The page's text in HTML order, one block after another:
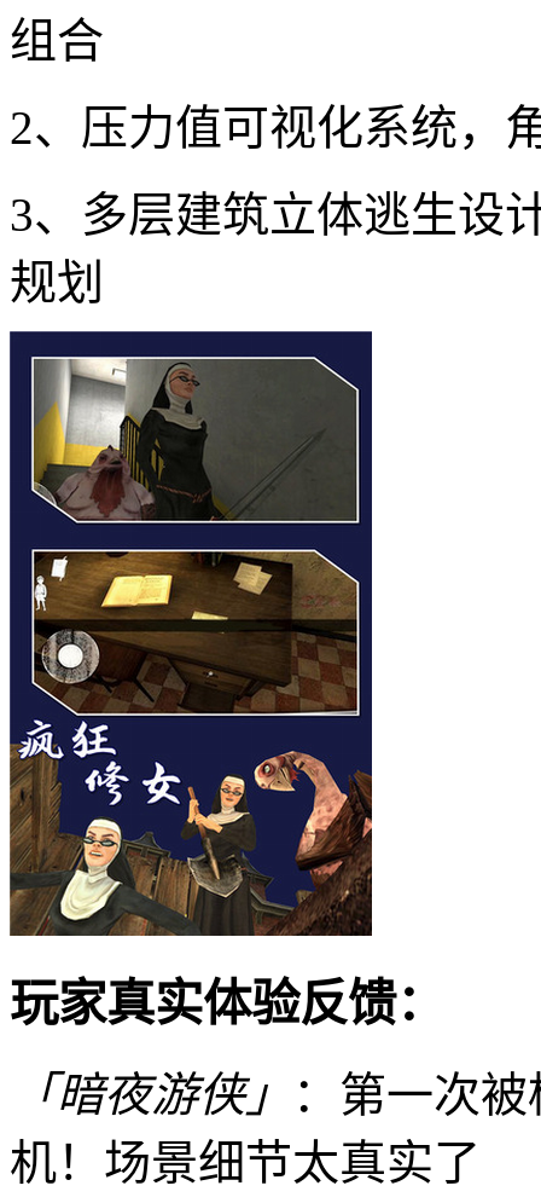
组合
2、压力值可视化系统，
3、多层建筑立体逃生设
规划
玩家真实体验反馈：
「暗夜游侠」
：第一次
机！场景细节太真实了